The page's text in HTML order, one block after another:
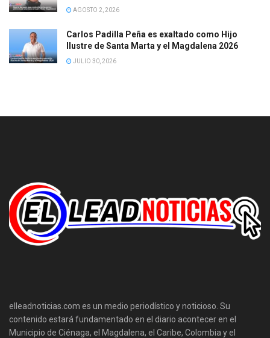
AGOSTO 2, 2026
Carlos Padilla Peña es exaltado como Hijo
Ilustre de Santa Marta y el Magdalena 2026
JULIO 30, 2026
elleadnoticias.com es un medio periodístico y noticioso. Su
contenido estará fundamentado en el diario acontecer en el
Municipio de Ciénaga, el Magdalena, el Caribe, Colombia y el